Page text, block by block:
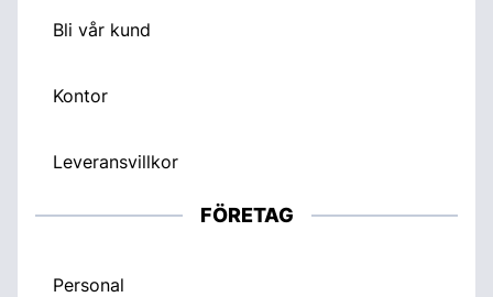
Bli vår kund
Kontor
Leveransvillkor
FÖRETAG
Personal